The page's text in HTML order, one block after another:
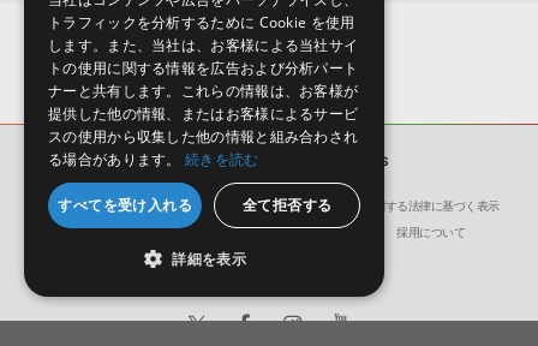
サンプルパック SERUM KINGS
会社概要 環境保護（CSR）への取り組み
特定商取引に関する法律に基づく表示
サイト動作環境
利用規約 個人情報の保護について 採用について
トラフィックを分析するために Cookie を使用
します。また、当社は、お客様による当社サイ
トの使用に関する情報を広告および分析パート
ナーと共有します。これらの情報は、お客様が
提供した他の情報、またはお客様によるサービ
スの使用から収集した他の情報と組み合わされ
る場合があります。
続きを読む
すべてを受け入れる 全て拒否する
詳細を表示